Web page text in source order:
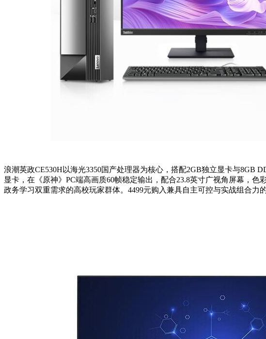
浪潮英政CE530H以海光3350国产处理器为核心，搭配2GB独立显卡与8GB
显卡，在《原神》PC端高画质60帧稳定输出，配合23.8英寸广视角屏幕，
政务学习双重需求的高校玩家群体。4499元购入兼具自主可控与实战组合力